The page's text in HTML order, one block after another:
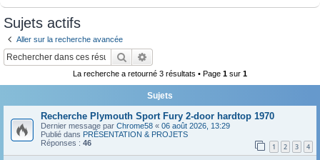
Sujets actifs
Aller sur la recherche avancée
Rechercher
La recherche a retourné 3 résultats • Page 1 sur 1
Sujets
Recherche Plymouth Sport Fury 2-door hardtop 1970
Dernier message par Chrome58 « 06 août 2026, 13:29
Publié dans PRÉSENTATION & PROJETS
Réponses : 46 1 2 3 4